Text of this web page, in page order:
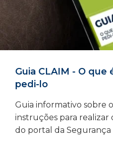
Guia CLAIM - O que
pedi-lo
Guia informativo sobre
instruções para realizar
do portal da Segurança